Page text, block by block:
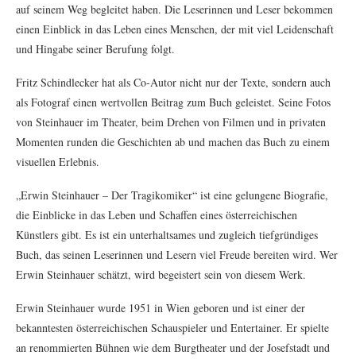
auf seinem Weg begleitet haben. Die Leserinnen und Leser bekommen
einen Einblick in das Leben eines Menschen, der mit viel Leidenschaft
und Hingabe seiner Berufung folgt.
Fritz Schindlecker hat als Co-Autor nicht nur der Texte, sondern auch
als Fotograf einen wertvollen Beitrag zum Buch geleistet. Seine Fotos
von Steinhauer im Theater, beim Drehen von Filmen und in privaten
Momenten runden die Geschichten ab und machen das Buch zu einem
visuellen Erlebnis.
„Erwin Steinhauer – Der Tragikomiker“ ist eine gelungene Biografie,
die Einblicke in das Leben und Schaffen eines österreichischen
Künstlers gibt. Es ist ein unterhaltsames und zugleich tiefgründiges
Buch, das seinen Leserinnen und Lesern viel Freude bereiten wird. Wer
Erwin Steinhauer schätzt, wird begeistert sein von diesem Werk.
Erwin Steinhauer wurde 1951 in Wien geboren und ist einer der
bekanntesten österreichischen Schauspieler und Entertainer. Er spielte
an renommierten Bühnen wie dem Burgtheater und der Josefstadt und